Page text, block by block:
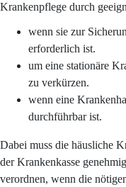
Krankenpflege durch
wenn sie zur
erforderlich ist.
um eine stationäre
zu verkürzen.
wenn eine
durchführbar ist.
Dabei muss die häusliche
der Krankenkasse
verordnen, wenn die